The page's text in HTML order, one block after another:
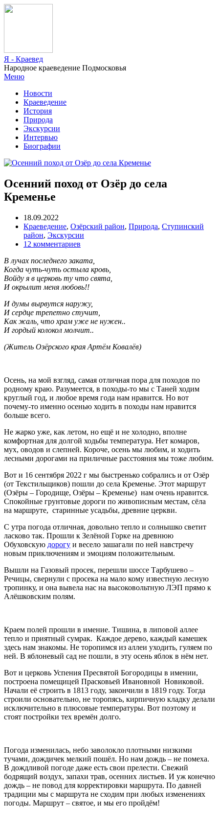
Я - Краевед
Народное краеведение Подмосковья
Меню
Новости
Краеведение
История
Природа
Экскурсии
Интервью
Биографии
Осенний поход от Озёр до села
Кременье
18.09.2022
Краеведение, Озёрский район, Природа, Ступинский
район, Экскурсии
12 комментариев
В лучах последнего заката,
Когда чуть-чуть остыла кровь,
Войду я в церковь ту что свята,
И окрылит меня любовь!!
И думы вырвутся наружу,
И сердце трепетно стучит,
Как жаль, что храм уже не нужен..
И гордый колокол молчит..
(Житель Озёрского края Артём Ковалёв)
Осень, на мой взгляд, самая отличная пора для походов по
родному краю. Разумеется, в походы-то мы с Таней ходим
круглый год, и любое время года нам нравится. Но вот
почему-то именно осенью ходить в походы нам нравится
больше всего.
Не жарко уже, как летом, но ещё и не холодно, вполне
комфортная для долгой ходьбы температура. Нет комаров,
мух, оводов и слепней. Короче, осень мы любим, и ходить
лесными дорогами на приличные расстояния мы тоже любим.
Вот и 16 сентября 2022 г мы быстренько собрались и от Озёр
(от Текстильщиков) пошли до села Кременье. Этот маршрут
(Озёры – Городище, Озёры – Кременье) нам очень нравится.
Спокойные грунтовые дороги по живописным местам, сёла
на маршруте, старинные усадьбы, древние церкви.
С утра погода отличная, довольно тепло и солнышко светит
ласково так. Прошли к Зелёной Горке на древнюю
Обуховскую дорогу и весело зашагали по ней навстречу
новым приключениям и эмоциям положительным.
Вышли на Газовый просек, перешли шоссе Тарбушево –
Речицы, свернули с просека на мало кому известную лесную
тропинку, и она вывела нас на высоковольтную ЛЭП прямо к
Алёшковским полям.
Краем полей прошли в имение. Тишина, в липовой аллее
тепло и приятный сумрак. Каждое дерево, каждый камешек
здесь нам знакомы. Не торопимся из аллеи уходить, гуляем по
ней. В яблоневый сад не пошли, в эту осень яблок в нём нет.
Вот и церковь Успения Пресвятой Богородицы в имении,
построена помещицей Прасковьей Ивановной Новиковой.
Начали её строить в 1813 году, закончили в 1819 году. Тогда
строили основательно, не торопясь, кирпичную кладку делали
исключительно в плюсовые температуры. Вот поэтому и
стоят постройки тех времён долго.
Погода изменилась, небо заволокло плотными низкими
тучами, дождичек мелкий пошёл. Но нам дождь – не помеха.
В дождливой погоде даже есть свои прелести. Свежий
бодрящий воздух, запахи трав, осенних листьев. И уж конечно
дождь – не повод для корректировки маршрута. По давней
традиции мы с маршрута не сходим при любых изменениях
погоды. Маршрут – святое, и мы его пройдём!